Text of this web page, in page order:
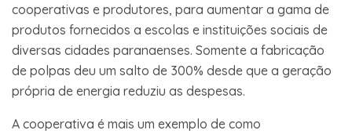
cooperativas e produtores, para aumentar a gama de
produtos fornecidos a escolas e instituições sociais de
diversas cidades paranaenses. Somente a fabricação
de polpas deu um salto de 300% desde que a geração
própria de energia reduziu as despesas.
A cooperativa é mais um exemplo de como